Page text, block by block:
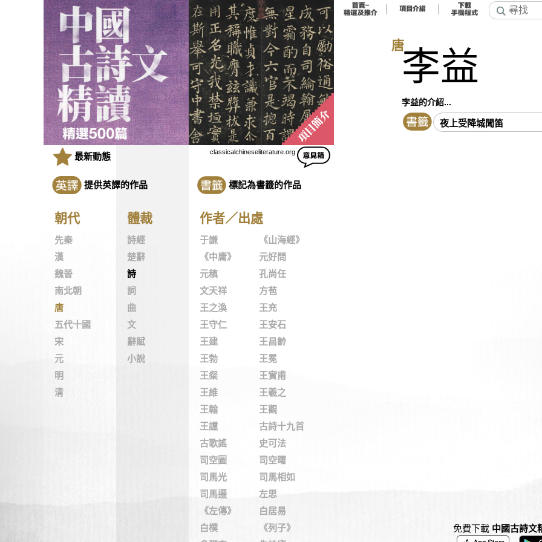
classicalchineseliterature.org
最新動態
提供英譯的作品 標記為書籤的作品
朝代
先秦
漢
魏晉
南北朝
唐
五代十國
宋
元
明
清
體裁
詩經
楚辭
詩
詞
曲
文
辭賦
小說
作者／出處
于謙
《山海經》
《中庸》
元好問
元稹
孔尚任
文天祥
方苞
王之渙
王充
王守仁
王安石
王建
王昌齡
王勃
王冕
王粲
王實甫
王維
王羲之
王翰
王觀
王讜
古詩十九首
古歌謠
史可法
司空圖
司空曙
司馬光
司馬相如
司馬遷
左思
《左傳》
白居易
白樸
《列子》
唐李益
李益的介紹...
夜上受降城聞笛
免費下載 中國古詩文